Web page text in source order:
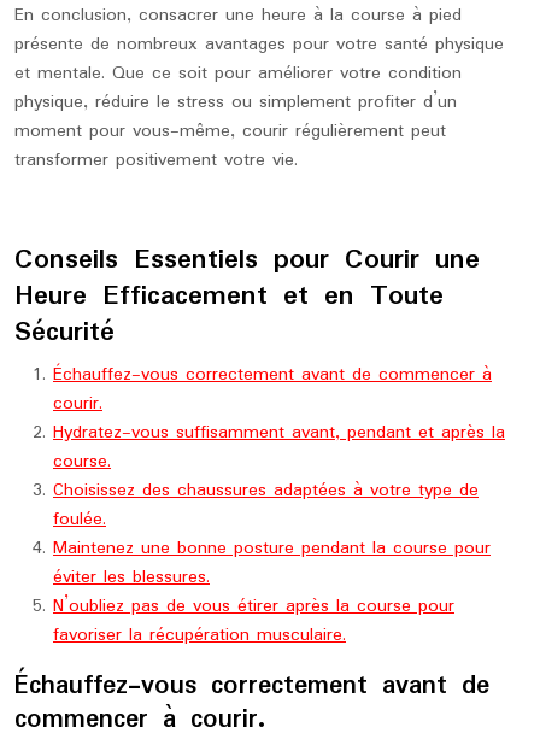
En conclusion, consacrer une heure à la course à pied
présente de nombreux avantages pour votre santé physique
et mentale. Que ce soit pour améliorer votre condition
physique, réduire le stress ou simplement profiter d’un
moment pour vous-même, courir régulièrement peut
transformer positivement votre vie.
Conseils Essentiels pour Courir une
Heure Efficacement et en Toute
Sécurité
Échauffez-vous correctement avant de commencer à
courir.
Hydratez-vous suffisamment avant, pendant et après la
course.
Choisissez des chaussures adaptées à votre type de
foulée.
Maintenez une bonne posture pendant la course pour
éviter les blessures.
N’oubliez pas de vous étirer après la course pour
favoriser la récupération musculaire.
Échauffez-vous correctement avant de
commencer à courir.